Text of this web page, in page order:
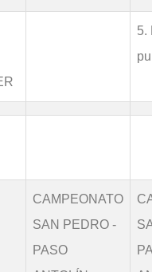
5.
CAMPEONATO
SAN PEDRO -
PASO